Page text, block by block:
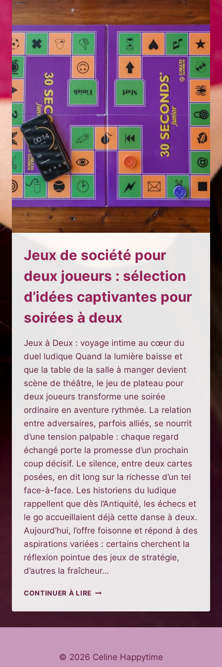
Jeux de société pour
deux joueurs : sélection
d’idées captivantes pour
soirées à deux
Jeux à Deux : voyage intime au cœur du
duel ludique Quand la lumière baisse et
que la table de la salle à manger devient
scène de théâtre, le jeu de plateau pour
deux joueurs transforme une soirée
ordinaire en aventure rythmée. La relation
entre adversaires, parfois alliés, se nourrit
d’une tension palpable : chaque regard
échangé porte la promesse d’un prochain
coup décisif. Le silence, entre deux cartes
posées, en dit long sur la richesse d’un tel
face-à-face. Les historiens du ludique
rappellent que dès l’Antiquité, les échecs et
le go accueillaient déjà cette danse à deux.
Aujourd’hui, l’offre foisonne et répond à des
aspirations variées : certains cherchent la
réflexion pointue des jeux de stratégie,
d’autres la fraîcheur…
CONTINUER À LIREJEUX
SOCIÉTÉ
SÉLECTION
© 2026 Celine Happytime